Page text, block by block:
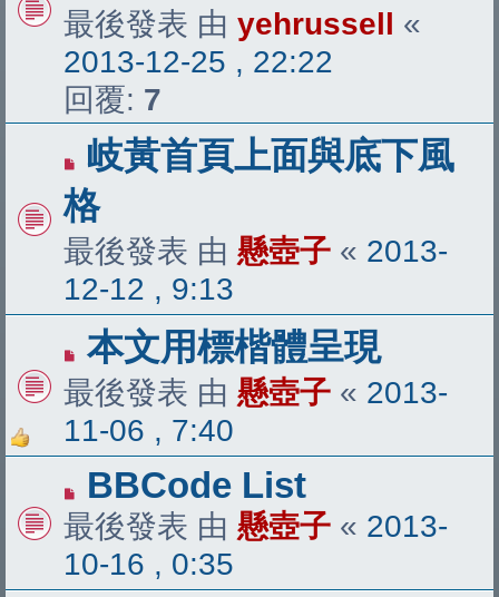
最後發表 由 yehrussell «
2013-12-25 , 22:22
回覆: 7
岐黃首頁上面與底下風
格
最後發表 由 懸壺子 « 2013-
12-12 , 9:13
本文用標楷體呈現
最後發表 由 懸壺子 « 2013-
11-06 , 7:40
BBCode List
最後發表 由 懸壺子 « 2013-
10-16 , 0:35